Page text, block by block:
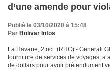
d’une amende pour
Publié le 03/10/2020 à 15:48
Par Bolivar Infos
La Havane, 2 oct. (RHC).- Generali
fourniture de services de voyages, a
de dollars pour avoir prétendument